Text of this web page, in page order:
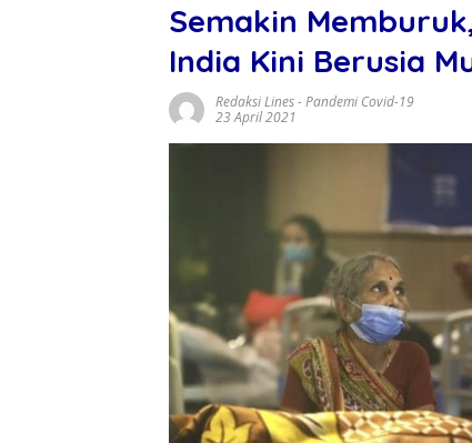
Semakin
India Kini Berusia
Redaksi Lines-Pandemi Covid-19
23 April 2021